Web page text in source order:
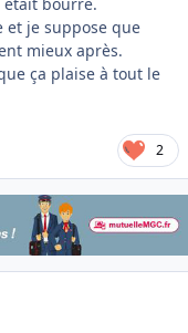
et je suppose que
mieux après.
ça plaise à tout le
2